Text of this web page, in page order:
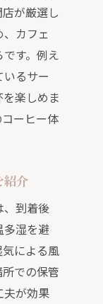
が厳選し
カフェ
す。例え
るサー
楽しめま
ーヒー体
紹介
、到着後
湿を避
による風
での保管
夫が効果